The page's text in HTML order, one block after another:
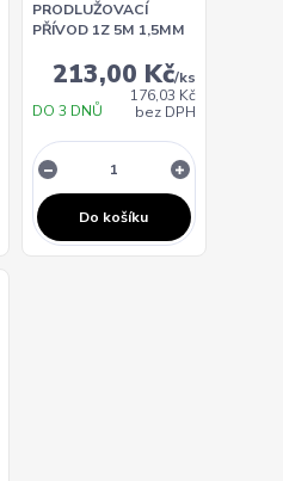
PRODLUŽOVACÍ
PŘÍVOD 1Z 5M 1,5MM
213,00 Kč/ks
176,03 Kč
bez DPH
DO 3 DNŮ
Do košíku